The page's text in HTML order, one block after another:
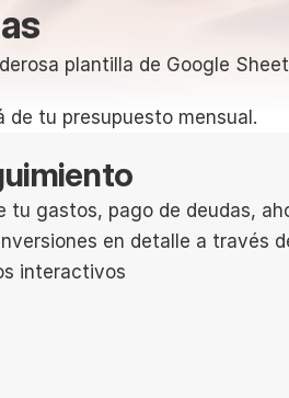
plantilla de Google
tu presupuesto mensual.
tu gastos, pago de deudas,
en detalle a través
interactivos